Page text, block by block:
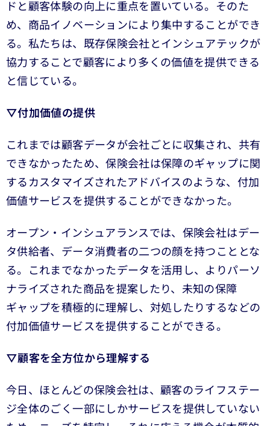
ドと顧客体験の向上に重点を置いている。そのた
め、商品イノベーションにより集中することができ
る。私たちは、既存保険会社とインシュアテックが
協力することで顧客により多くの価値を提供できる
と信じている。
▽付加価値の提供
これまでは顧客データが会社ごとに収集され、共有
できなかったため、保険会社は保障のギャップに関
するカスタマイズされたアドバイスのような、付加
価値サービスを提供することができなかった。
オープン・インシュアランスでは、保険会社はデー
タ供給者、データ消費者の二つの顔を持つこととな
る。これまでなかったデータを活用し、よりパーソ
ナライズされた商品を提案したり、未知の保障
ギャップを積極的に理解し、対処したりするなどの
付加価値サービスを提供することができる。
▽顧客を全方位から理解する
今日、ほとんどの保険会社は、顧客のライフステー
ジ全体のごく一部にしかサービスを提供していない